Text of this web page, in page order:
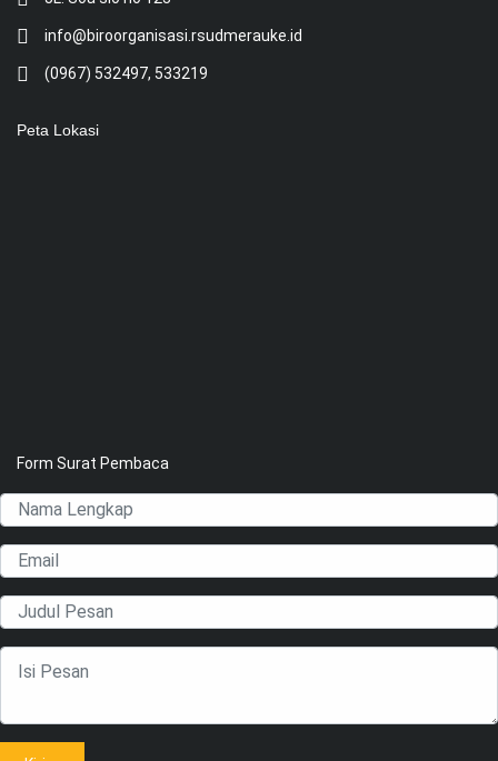
info@biroorganisasi.rsudmerauke.id
(0967) 532497, 533219
Peta Lokasi
Form Surat Pembaca